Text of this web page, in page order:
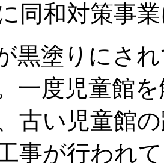
同和対策事
黒塗りにさ
一度児童館
古い児童館
事が行われ